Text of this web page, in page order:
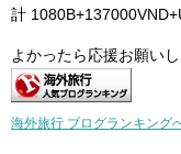
計
よかったら応援お願いし
海外旅行 ブログランキング